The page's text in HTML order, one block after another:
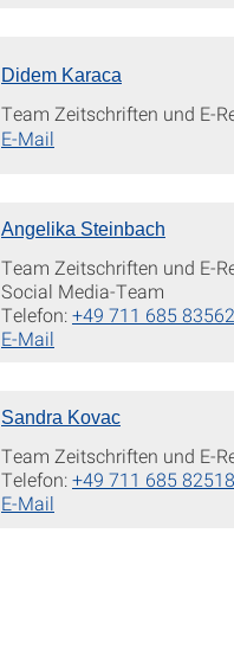
Didem Karaca
Team Zeitschriften und E-
E-Mail
Angelika Steinbach
Team Zeitschriften und E-
Social Media-Team
Telefon:+49 711 685 83562
E-Mail
Sandra Kovac
Team Zeitschriften und E-
Telefon:+49 711 685 82518
E-Mail